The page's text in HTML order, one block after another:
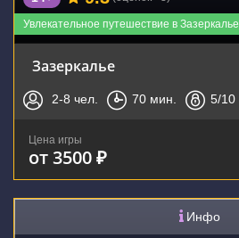
Увлекательное путешествие в Зазеркалье
Зазеркалье
2-8 чел. 70 мин. 5/10
Цена игры
от 3500 ₽
Инфо